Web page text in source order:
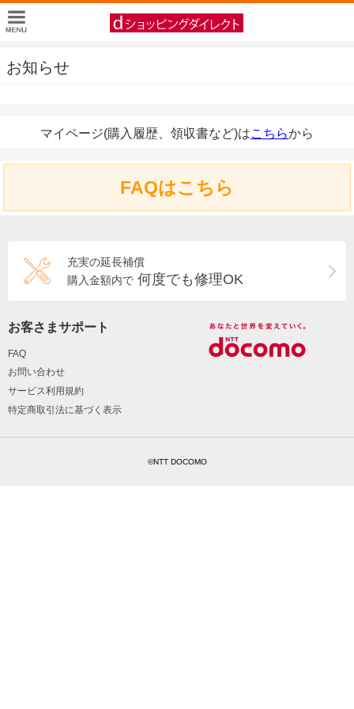
お知らせ
マイページ(購入履歴、領収書など)はこちらから
FAQはこちら
充実の延長補償
購入金額内で 何度でも修理OK
お客さまサポート
FAQ
お問い合わせ
サービス利用規約
特定商取引法に基づく表示
©NTT DOCOMO